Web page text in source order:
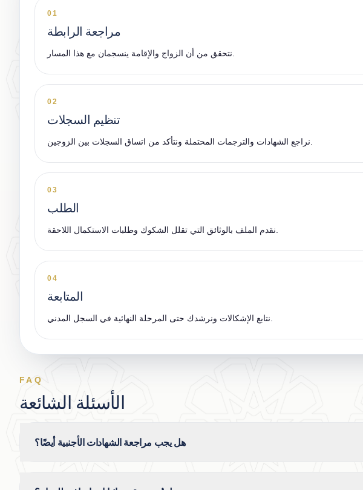
01
مراجعة الرابطة
02
تنظيم السجلات
03
الطلب
04
المتابعة
FAQ
الأسئلة الشائعة
هل يجب مراجعة الشهادات الأجنبية أيضًا؟